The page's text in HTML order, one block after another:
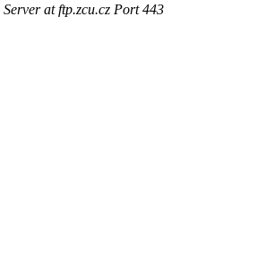
at ftp.zcu.cz Port 443